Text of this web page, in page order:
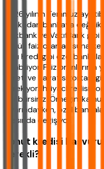
2026 yılının Temmuz ayı
bankadan bankaya
Halkbank ve VakıfBank
düşük faiz oranları
Yapı Kredi gibi özel
çıkabiliyor. Faiz
ücreti ve hayat sigortası
gerekiyor.
edebilirsiniz. Örneğin,
civarındayken, özel
arasında değişiyor.
Konut kredisi
gerekli?